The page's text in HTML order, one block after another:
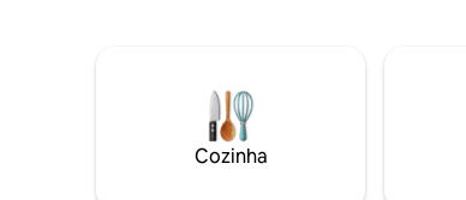
de cinema 🍿 • Café orgânico, chá e
lanches selecionados ☕️ • Roupões
aconchegantes • Iluminação ambiente •
Wi-Fi rápido • Ar-condicionado +
Cozinha